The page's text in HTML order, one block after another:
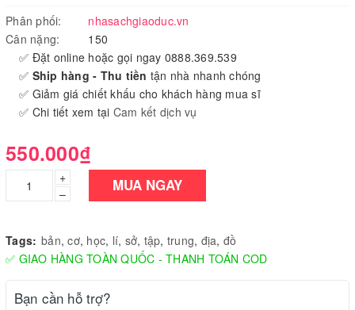
Phân phối:
nhasachgiaoduc.vn
Cân nặng:
150
✅ Đặt online hoặc gọi ngay 0888.369.539
✅ Ship hàng - Thu tiền tận nhà nhanh chóng
✅ Giảm giá chiết khấu cho khách hàng mua sĩ
✅ Chi tiết xem tại Cam kết dịch vụ
550.000₫
+
–
MUA NGAY
Tags: bản,cơ, học, lí, sở, tập, trung, địa, đồ
✅ GIAO HÀNG TOÀN QUỐC - THANH TOÁN COD
Bạn cần hỗ trợ?